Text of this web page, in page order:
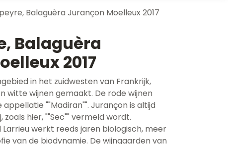
Balaguèra Jurançon Moelleux 2017
Balaguèra
2017
in het zuidwesten van Frankrijk,
witte wijnen gemaakt. De rode wijnen
""Madiran"". Jurançon is altijd
hier, ""Sec"" vermeld wordt.
werkt reeds jaren biologisch, meer
van de biodynamie. De wijngaarden van